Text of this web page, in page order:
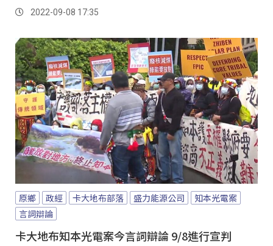
2022-09-08 17:35
原鄉 政經 卡大地布部落 盛力能源公司
知本光電案
言詞辯論
卡大地布知本光電案今言詞辯論 9/8進行宣判